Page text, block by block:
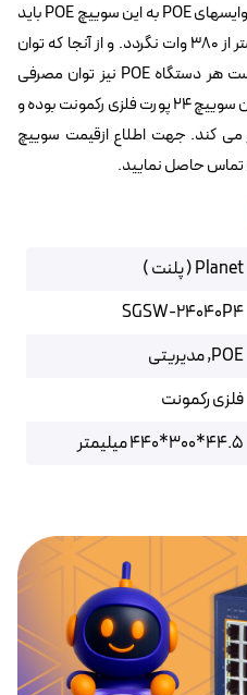
پشتیبانی می کند . در هنگام نصب دیوایسهای POE‌ به این سوییچ POE باید
توجه داشت که مجموع توان آنها بیشتر از ۳۸۰ وات نگردد. و از آنجا که توان
خروجی هر پورت ماکزیمم ۱۵ وات است هر دستگاه POE نیز توان مصرفی
بیشتر از ۱۵ وات نداشته باشد . کیس این سوییچ ۲۴ پورت فلزی رکمونت بوده و
کار می کند. جهت اطلاع ازقیمت سوییچ
Planet ( پلنت )
SGSW-24040P4
POE, مدیریتی
فلزی رکمونت
44.5*300*440 میلیمتر